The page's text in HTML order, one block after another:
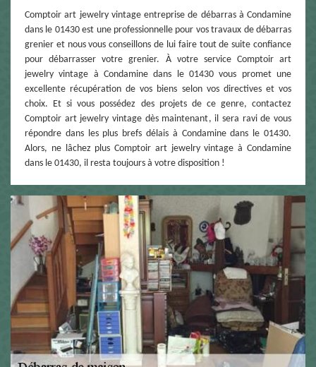
Comptoir art jewelry vintage entreprise de débarras à Condamine
dans le 01430 est une professionnelle pour vos travaux de débarras
grenier et nous vous conseillons de lui faire tout de suite confiance
pour débarrasser votre grenier. À votre service Comptoir art
jewelry vintage à Condamine dans le 01430 vous promet une
excellente récupération de vos biens selon vos directives et vos
choix. Et si vous possédez des projets de ce genre, contactez
Comptoir art jewelry vintage dès maintenant, il sera ravi de vous
répondre dans les plus brefs délais à Condamine dans le 01430.
Alors, ne lâchez plus Comptoir art jewelry vintage à Condamine
dans le 01430, il resta toujours à votre disposition !